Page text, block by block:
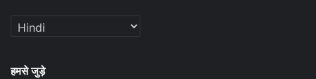
हमसे जुड़े